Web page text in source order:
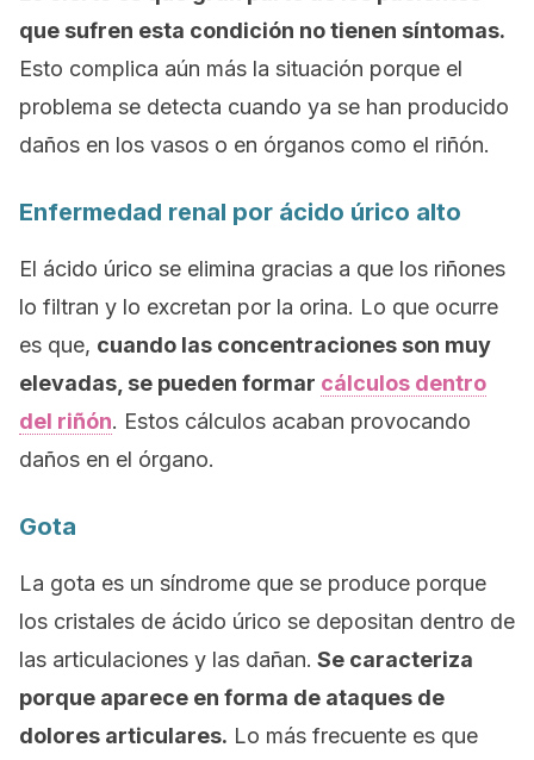
que sufren esta condición no tienen síntomas.
Esto complica aún más la situación porque el
problema se detecta cuando ya se han producido
daños en los vasos o en órganos como el riñón.
Enfermedad renal por ácido úrico alto
El ácido úrico se elimina gracias a que los riñones
lo filtran y lo excretan por la orina. Lo que ocurre
es que, cuando las concentraciones son muy
elevadas, se pueden formar cálculos dentro
del riñón. Estos cálculos acaban provocando
daños en el órgano.
Gota
La gota es un síndrome que se produce porque
los cristales de ácido úrico se depositan dentro de
las articulaciones y las dañan. Se caracteriza
porque aparece en forma de ataques de
dolores articulares. Lo más frecuente es que